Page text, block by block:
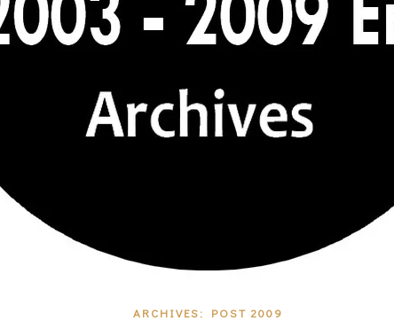
ARCHIVES: POST 2009